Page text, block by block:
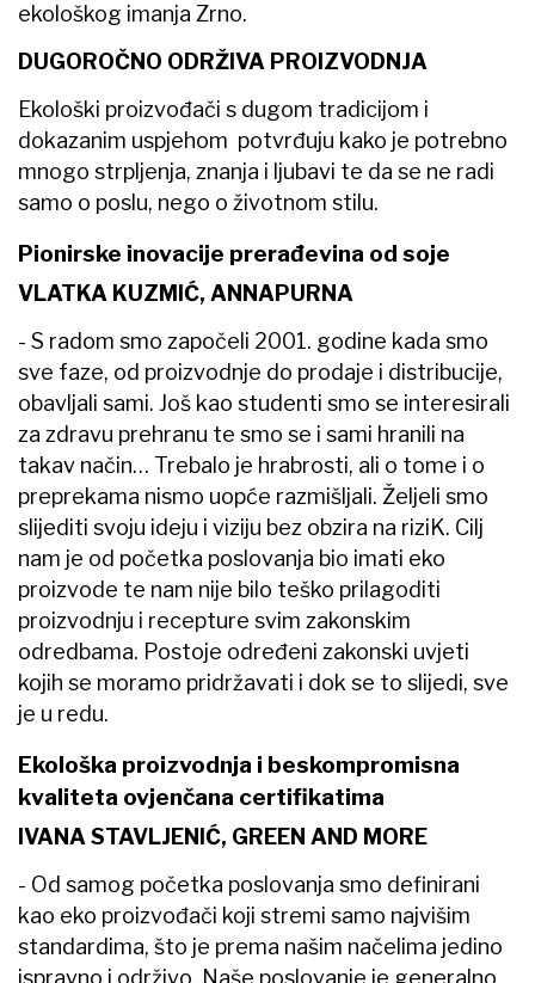
ekološkog imanja Zrno.
DUGOROČNO ODRŽIVA PROIZVODNJA
Ekološki proizvođači s dugom tradicijom i
dokazanim uspjehom potvrđuju kako je potrebno
mnogo strpljenja, znanja i ljubavi te da se ne radi
samo o poslu, nego o životnom stilu.
Pionirske inovacije prerađevina od soje
VLATKA KUZMIĆ, ANNAPURNA
- S radom smo započeli 2001. godine kada smo
sve faze, od proizvodnje do prodaje i distribucije,
obavljali sami. Još kao studenti smo se interesirali
za zdravu prehranu te smo se i sami hranili na
takav način… Trebalo je hrabrosti, ali o tome i o
preprekama nismo uopće razmišljali. Željeli smo
slijediti svoju ideju i viziju bez obzira na riziK. Cilj
nam je od početka poslovanja bio imati eko
proizvode te nam nije bilo teško prilagoditi
proizvodnju i recepture svim zakonskim
odredbama. Postoje određeni zakonski uvjeti
kojih se moramo pridržavati i dok se to slijedi, sve
je u redu.
Ekološka proizvodnja i beskompromisna
kvaliteta ovjenčana certifikatima
IVANA STAVLJENIĆ, GREEN AND MORE
- Od samog početka poslovanja smo definirani
kao eko proizvođači koji stremi samo najvišim
standardima, što je prema našim načelima jedino
ispravno i održivo. Naše poslovanje je generalno